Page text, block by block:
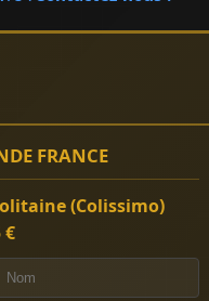
FRANCE
(Colissimo)
€